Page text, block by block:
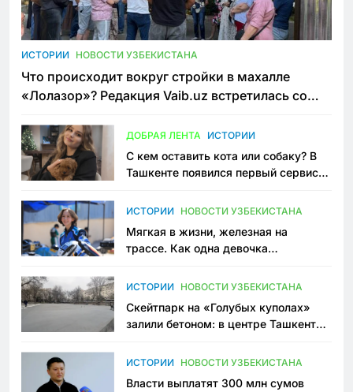
ИСТОРИИ НОВОСТИ УЗБЕКИСТАНА
Что происходит вокруг стройки в махалле
«Лолазор»? Редакция Vaib.uz встретилась со
ДОБРАЯ ЛЕНТА ИСТОРИИ
С кем оставить кота или собаку? В
Ташкенте появился первый сервис
ИСТОРИИ НОВОСТИ УЗБЕКИСТАНА
Мягкая в жизни, железная на
трассе. Как одна девочка
Узбекистане
ИСТОРИИ НОВОСТИ УЗБЕКИСТАНА
Скейтпарк на «Голубых куполах»
залили бетоном: в центре Ташкента
пространство
ИСТОРИИ НОВОСТИ УЗБЕКИСТАНА
Власти выплатят 300 млн сумов